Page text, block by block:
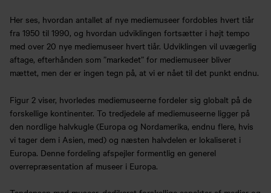
Her ses, hvordan antallet af nye mediemuseer fordobles hvert tiår
fra 1950 til 1990, og hvordan udviklingen fortsætter i højt tempo
med over 20 nye mediemuseer hvert tiår. Udviklingen vil uvægerlig
aftage, efterhånden som ”markedet” for mediemuseer bliver
mættet, men der er ingen tegn på, at vi er nået til det punkt endnu.
Figur 2 viser, hvorledes mediemuseerne fordeler sig globalt på de
forskellige kontinenter. To tredjedele af mediemuseerne ligger på
den nordlige halvkugle (Europa og Nordamerika, endnu flere, hvis
vi tager dem i Asien, med) og næsten halvdelen er lokaliseret i
Europa. Denne fordeling afspejler formentlig en generel
overrepræsentation af museer i Europa.